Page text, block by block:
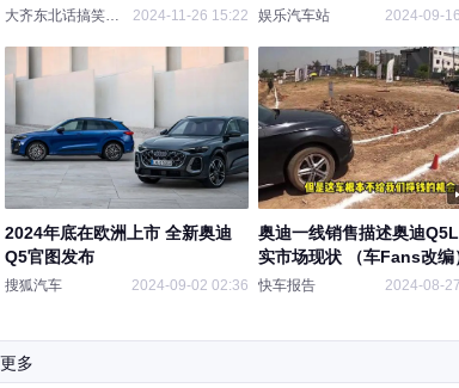
大齐东北话搞笑配音 2024-11-26 15:22
Q5
娱乐汽车站 2024-09-
2024年底在欧洲上市 全新奥迪
Q5官图发布
搜狐汽车 2024-09-02 02:36
奥迪一线销售描述奥迪
实市场现状 （车Fans改编
快车报告 2024-08-
多